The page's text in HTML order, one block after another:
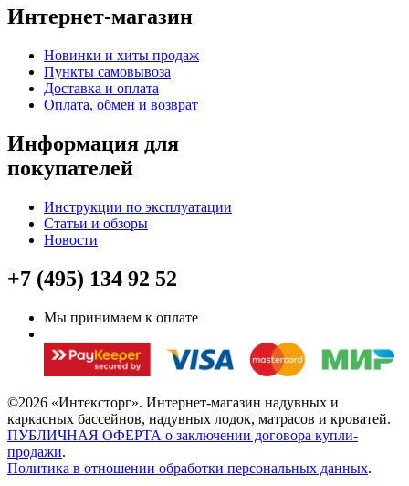
Интернет-магазин
Новинки и хиты продаж
Пункты самовывоза
Доставка и оплата
Оплата, обмен и возврат
Информация для
покупателей
Инструкции по эксплуатации
Статьи и обзоры
Новости
+7 (495) 134 92 52
Мы принимаем к оплате
©2026 «Интексторг». Интернет-магазин надувных и
каркасных бассейнов, надувных лодок, матрасов и кроватей.
ПУБЛИЧНАЯ ОФЕРТА о заключении договора купли-
продажи.
Политика в отношении обработки персональных данных.